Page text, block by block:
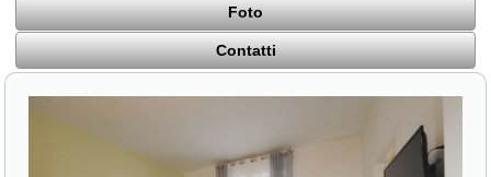
Foto
Contatti